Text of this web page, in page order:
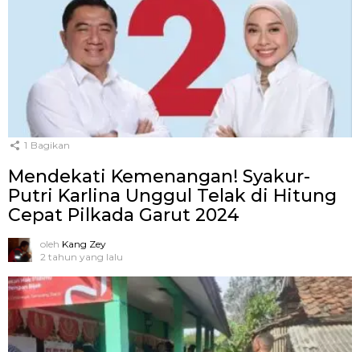
1 Bagikan
Mendekati Kemenangan! Syakur-
Putri Karlina Unggul Telak di Hitung
Cepat Pilkada Garut 2024
oleh Kang Zey
2 tahun yang lalu